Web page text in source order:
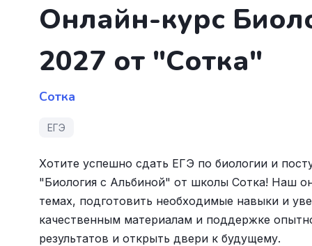
Онлайн-курс
2027 от "Сотка"
Сотка
ЕГЭ
Хотите успешно сдать ЕГЭ по биологии и
"Биология с Альбиной" от школы Сотка! Наш
темах, подготовить необходимые навыки и
качественным материалам и поддержке
результатов и открыть двери к будущему.